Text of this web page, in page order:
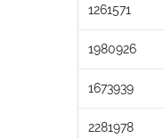
1261571
1980926
1673939
2281978